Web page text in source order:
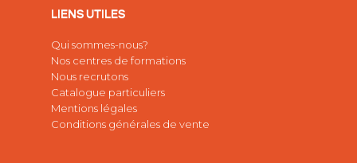
LIENS UTILES
Qui sommes-nous?
Nos centres de formations
Nous recrutons
Catalogue particuliers
Mentions légales
Conditions générales de vente